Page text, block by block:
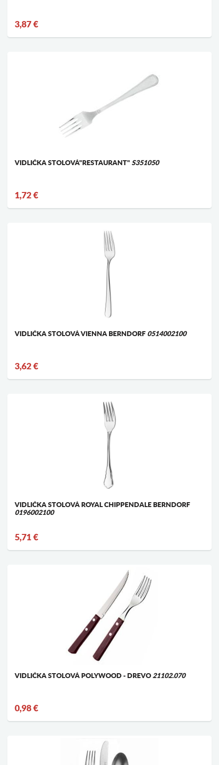
3,87 €
VIDLIČKA STOLOVÁ"RESTAURANT" S351050
1,72 €
VIDLIČKA STOLOVÁ VIENNA BERNDORF 0514002100
3,62 €
VIDLIČKA STOLOVÁ ROYAL CHIPPENDALE BERNDORF
0196002100
5,71 €
VIDLIČKA STOLOVÁ POLYWOOD - DREVO 21102.070
0,98 €